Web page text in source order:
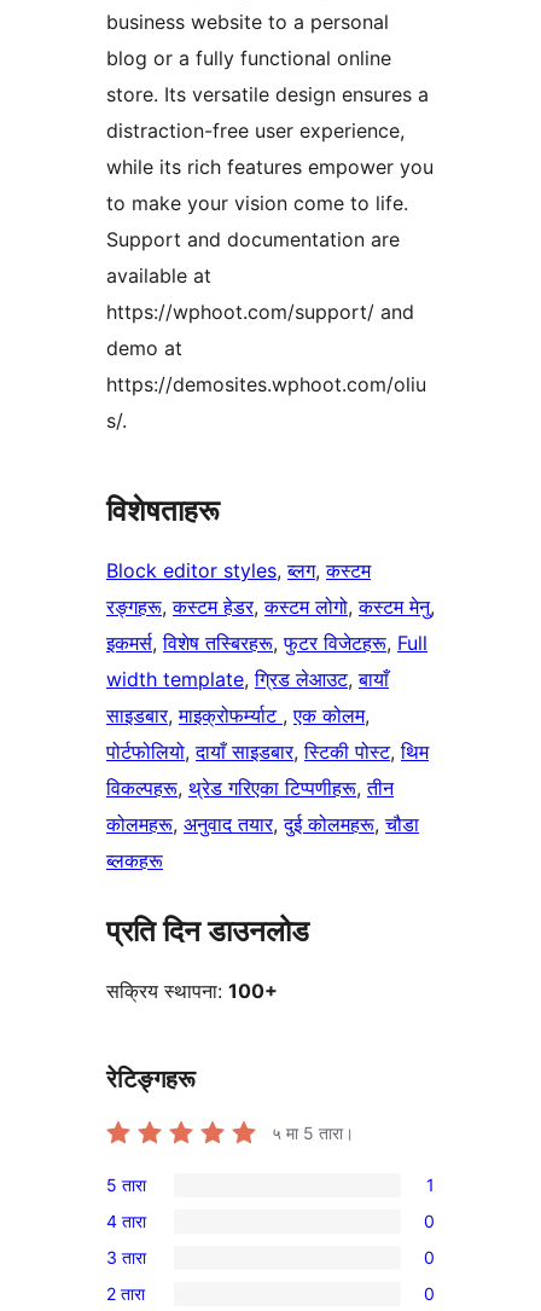
business website to a personal
blog or a fully functional online
store. Its versatile design ensures a
distraction-free user experience,
while its rich features empower you
to make your vision come to life.
Support and documentation are
available at
https://wphoot.com/support/ and
demo at
https://demosites.wphoot.com/oliu
s/.
विशेषताहरू
Block editor styles, ब्लग, कस्टम
रङ्गहरू, कस्टम हेडर, कस्टम लोगो, कस्टम मेनु
इकमर्स, विशेष तस्बिरहरू, फुटर विजेटहरू, Full
width template, ग्रिड लेआउट, बायाँ
साइडबार, माइक्रोफर्म्याट , एक कोलम
पोर्टफोलियो, दायाँ साइडबार, स्टिकी पोस्ट, थिम
विकल्पहरू, थ्रेड गरिएका टिप्पणीहरू, तीन
कोलमहरू, अनुवाद तयार, दुई कोलमहरू, चौडा
ब्लकहरू
प्रति दिन डाउनलोड
सक्रिय स्थापना: 100+
रेटिङ्गहरू
५ मा 5 तारा।
1
5-
तारा
समीक्षा
5 तारा 1
0
4-
तारा
4 तारा 0
0
3-
3 तारा 0
2 तारा 0